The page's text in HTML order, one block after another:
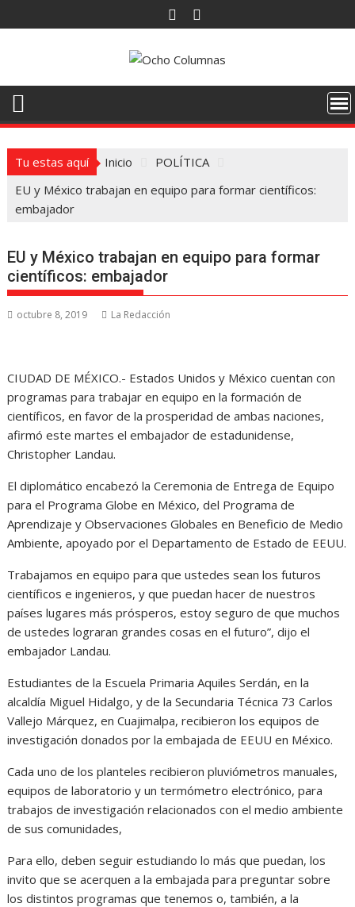
al
Tu estas aquí Inicio
POLÍTICA
EU y México trabajan en equipo para formar científicos:
embajador
EU y México trabajan en equipo para formar
científicos: embajador
octubre 8, 2019 La Redacción
CIUDAD DE MÉXICO.- Estados Unidos y México cuentan con
programas para trabajar en equipo en la formación de
científicos, en favor de la prosperidad de ambas naciones,
afirmó este martes el embajador de estadunidense,
Christopher Landau.
El diplomático encabezó la Ceremonia de Entrega de Equipo
para el Programa Globe en México, del Programa de
Aprendizaje y Observaciones Globales en Beneficio de Medio
Ambiente, apoyado por el Departamento de Estado de EEUU.
Trabajamos en equipo para que ustedes sean los futuros
científicos e ingenieros, y que puedan hacer de nuestros
países lugares más prósperos, estoy seguro de que muchos
de ustedes lograran grandes cosas en el futuro”, dijo el
embajador Landau.
Estudiantes de la Escuela Primaria Aquiles Serdán, en la
alcaldía Miguel Hidalgo, y de la Secundaria Técnica 73 Carlos
Vallejo Márquez, en Cuajimalpa, recibieron los equipos de
investigación donados por la embajada de EEUU en México.
Cada uno de los planteles recibieron pluviómetros manuales,
equipos de laboratorio y un termómetro electrónico, para
trabajos de investigación relacionados con el medio ambiente
de sus comunidades,
Para ello, deben seguir estudiando lo más que puedan, los
invito que se acerquen a la embajada para preguntar sobre
los distintos programas que tenemos o, también, a la